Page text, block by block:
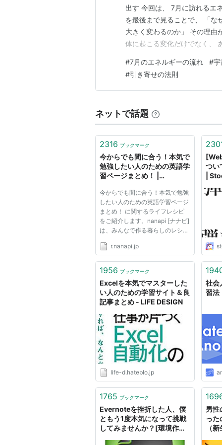
出す 今回は、 7月に訪れるエ
を最後まで見ることで、 「な
大きく変わるのか」 その理由
体に起こる変化だけでなく、
えしますので、 ぜひ最後まで
が暴かれる あなたの人生は最
#7月のエネルギーの流れ #宇
#引き寄せの法則
ネットで話題
2316 ブックマーク
今からでも間に合う！本気で
勉強したい人のための英語学
習ページまとめ！ |
今からでも間に合う！本気で勉強
したい人のための英語学習ページ
まとめ！ に関するライフレシピ
をご紹介します。nanapi [ナナピ]
は、みんなで作る暮らしのレシピ
ピ生活！ あなたのライフレシピ
なたが生活でちょっとうまくやっ
r.nanapi.jp
つい
|
1956 ブックマーク
Excelを本気でマスターした
い人のための学習サイト＆良
記事まとめ - LIFE DESIGN
life-d.hateblo.jp
社会
習法
1765 ブックマーク
Evernoteを挫折した人、僕
ともう1度本気になって挑戦
してみませんか？[環境作り
男性
った
（